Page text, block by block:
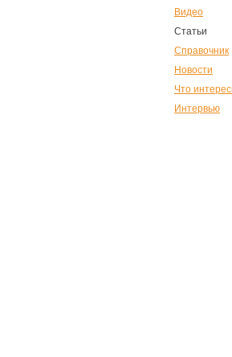
Видео
Статьи
Справочник
Новости
Что
Интервью